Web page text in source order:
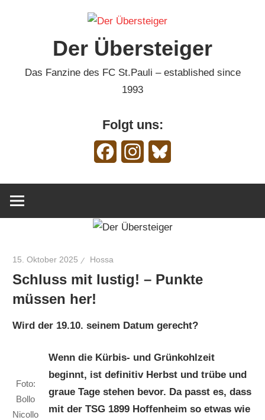
Der Übersteiger
Das Fanzine des FC St.Pauli – established since
1993
Folgt uns:
FacebookInstagram
15. Oktober 2025 Hossa
Schluss mit lustig! – Punkte
müssen her!
Wird der 19.10. seinem Datum gerecht?
Foto:
Bollo
Nicollo
Wenn die Kürbis- und Grünkohlzeit
beginnt, ist definitiv Herbst und trübe und
graue Tage stehen bevor. Da passt es, dass
mit der TSG 1899 Hoffenheim so etwas wie